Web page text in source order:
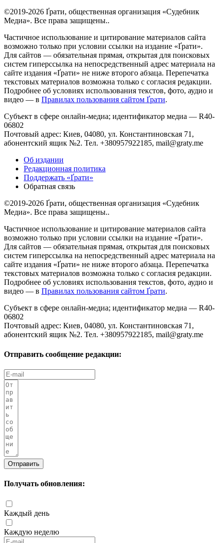
©2019-2026 Ґрати, общественная организация «Судебник
Медиа». Все права защищены..
Частичное использование и цитирование материалов сайта
возможно только при условии ссылки на издание «Ґрати».
Для сайтов — обязательная прямая, открытая для поисковых
систем гиперссылка на непосредственный адрес материала на
сайте издания «Ґрати» не ниже второго абзаца. Перепечатка
текстовых материалов возможна только с согласия редакции.
Подробнее об условиях использования текстов, фото, аудио и
видео — в Правилах пользования сайтом Ґрати.
Субъект в сфере онлайн-медиа; идентификатор медиа — R40-
06802
Почтовый адрес: Киев, 04080, ул. Константиновская 71,
абонентский ящик №2. Тел. +380957922185, mail@graty.me
Об издании
Редакционная политика
Поддержать «Ґрати»
Обратная связь
©2019-2026 Ґрати, общественная организация «Судебник
Медиа». Все права защищены..
Частичное использование и цитирование материалов сайта
возможно только при условии ссылки на издание «Ґрати».
Для сайтов — обязательная прямая, открытая для поисковых
систем гиперссылка на непосредственный адрес материала на
сайте издания «Ґрати» не ниже второго абзаца. Перепечатка
текстовых материалов возможна только с согласия редакции.
Подробнее об условиях использования текстов, фото, аудио и
видео — в Правилах пользования сайтом Ґрати.
Субъект в сфере онлайн-медиа; идентификатор медиа — R40-
06802
Почтовый адрес: Киев, 04080, ул. Константиновская 71,
абонентский ящик №2. Тел. +380957922185, mail@graty.me
Отправить сообщение редакции:
Отправить
Получать обновления:
Каждый день
Каждую неделю